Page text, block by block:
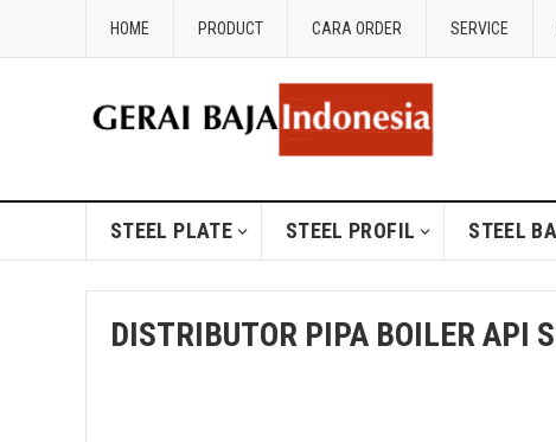
HOME PRODUCT CARA ORDER SERVICE
STEEL PLATE STEEL PROFIL STEEL
DISTRIBUTOR PIPA BOILER API